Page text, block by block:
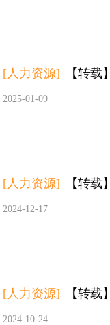
[人力资源] 【转
2025-01-09
[人力资源] 【转
2024-12-17
[人力资源] 【转
2024-10-24